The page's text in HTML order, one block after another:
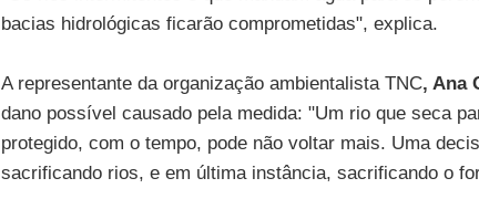
bacias hidrológicas ficarão comprometidas", explica.
A representante da organização ambientalista TNC, Ana
dano possível causado pela medida: "Um rio que seca
protegido, com o tempo, pode não voltar mais. Uma
sacrificando rios, e em última instância, sacrificando o